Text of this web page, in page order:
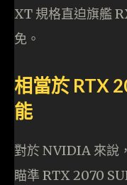
XT 規格直迫旗艦
免。
相當於 RTX
能
對於 NVIDIA 來說
瞄準 RTX 2070